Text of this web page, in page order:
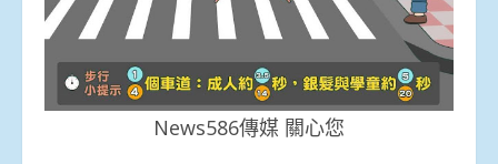
News586傳媒 關心您